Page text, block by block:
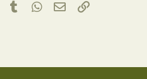
PinterestTumblrWhatsApp
Email Lien